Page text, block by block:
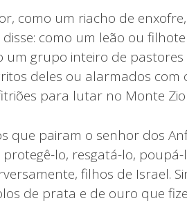
como um riacho de
como um leão ou
um grupo inteiro de
deles ou alarmados
para lutar no Monte
que pairam o senhor dos
protegê-lo, resgatá-lo,
filhos de Israel.
de prata e de ouro que